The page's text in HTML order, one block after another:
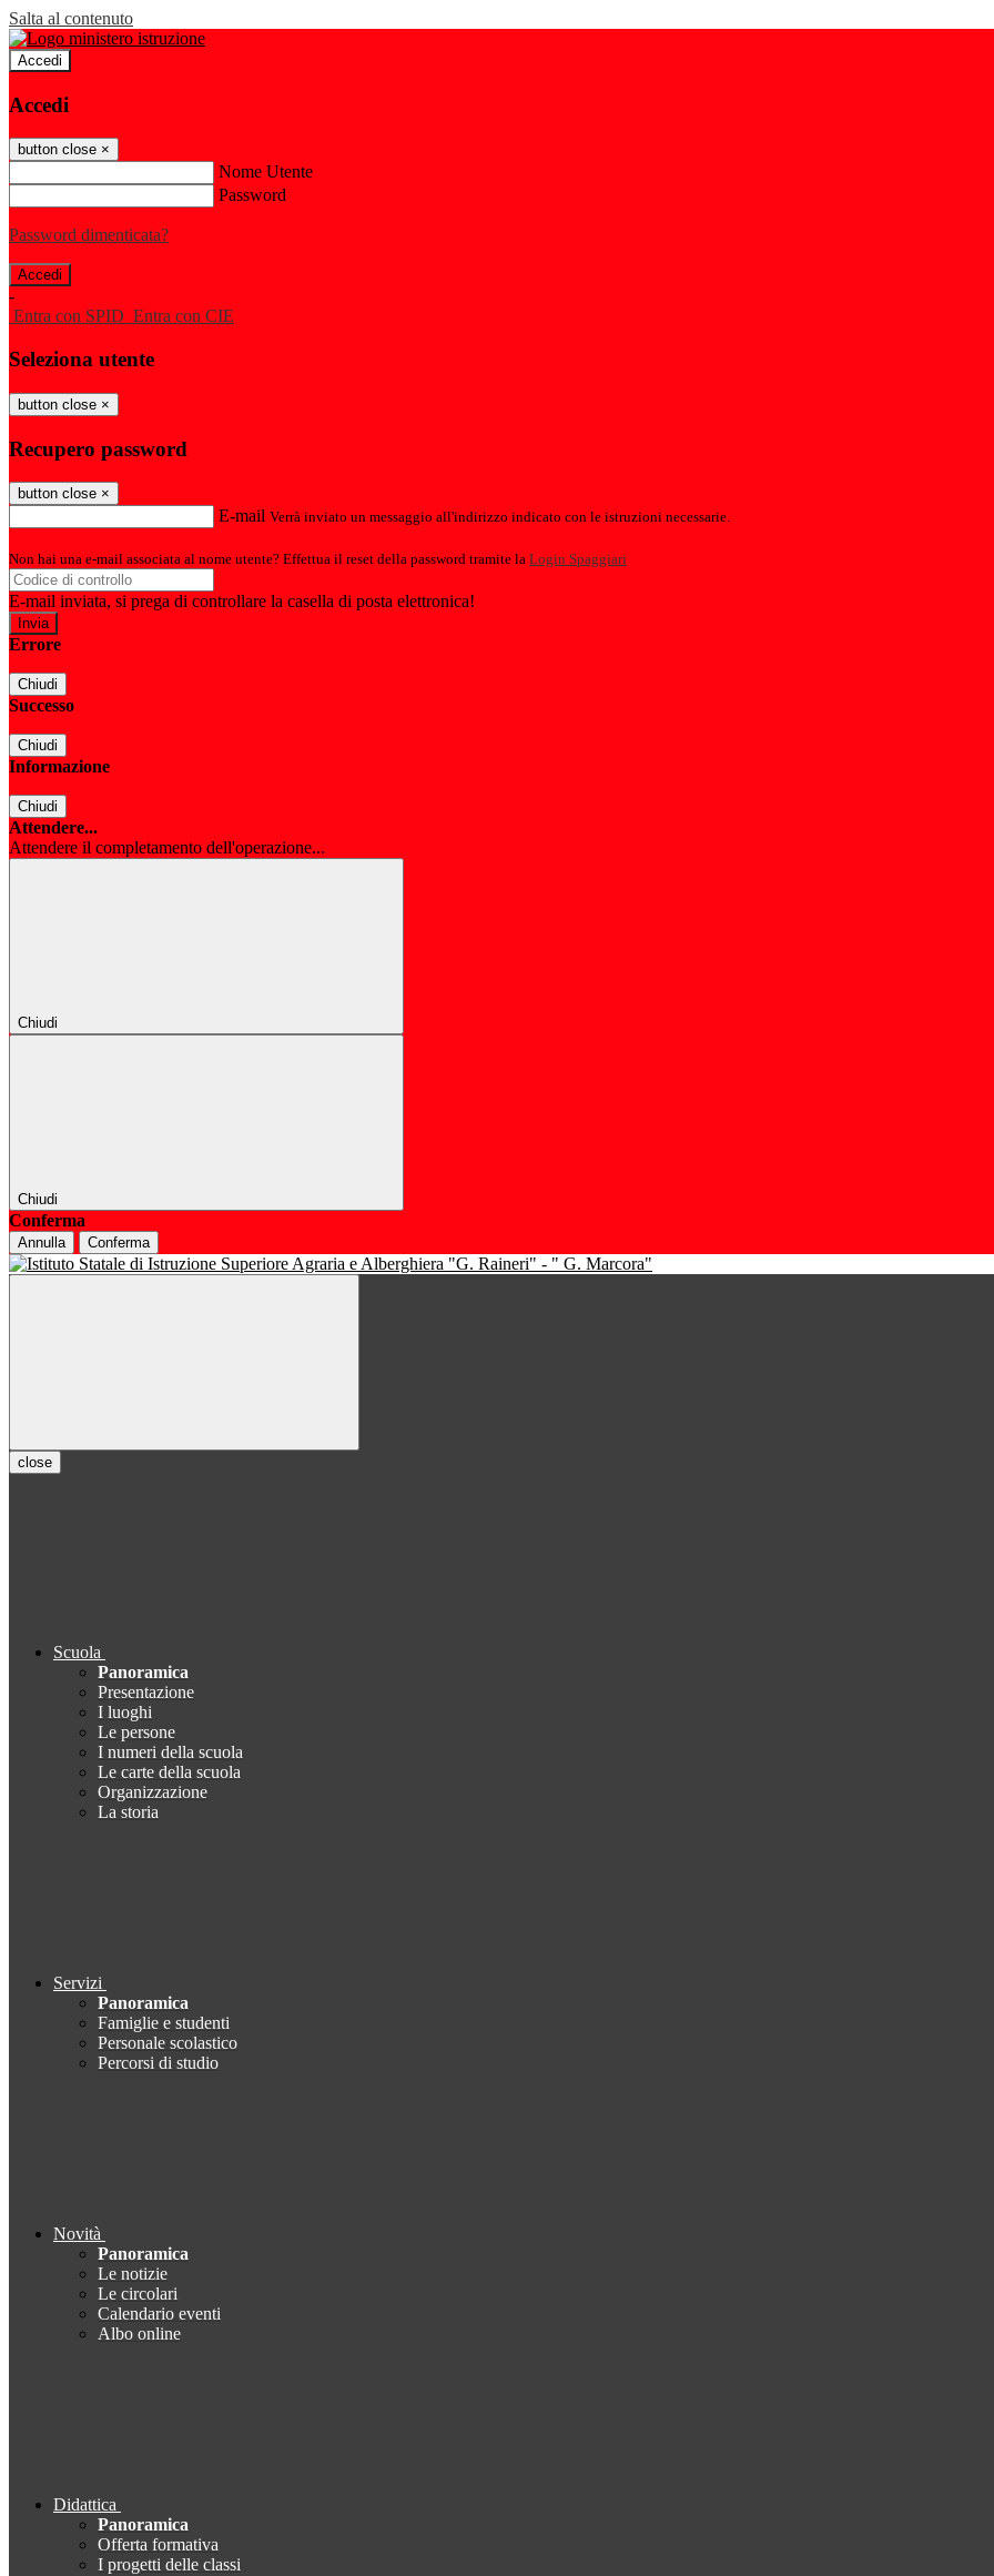
Salta al contenuto
Accedi
Accedi
button close ×
Nome Utente
Password
Password dimenticata?
-
Entra con SPID Entra con CIE
Seleziona utente
button close ×
Recupero password
button close ×
E-mail Verrà inviato un messaggio all'indirizzo indicato con le istruzioni necessarie.
Non hai una e-mail associata al nome utente? Effettua il reset della password tramite la Login Spaggiari
E-mail inviata, si prega di controllare la casella di posta elettronica!
Errore
Chiudi
Successo
Chiudi
Informazione
Chiudi
Attendere...
Attendere il completamento dell'operazione...
Chiudi
Chiudi
Conferma
Annulla Conferma
close
Scuola
Panoramica
Presentazione
I luoghi
Le persone
I numeri della scuola
Le carte della scuola
Organizzazione
La storia
Servizi
Panoramica
Famiglie e studenti
Personale scolastico
Percorsi di studio
Novità
Panoramica
Le notizie
Le circolari
Calendario eventi
Albo online
Didattica
Panoramica
Offerta formativa
I progetti delle classi